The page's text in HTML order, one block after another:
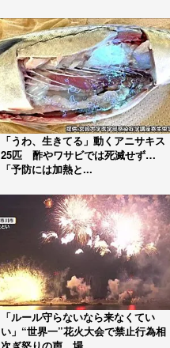
「うわ、生きてる」動くアニサキス
25匹 酢やワサビでは死滅せず…
「予防には加熱と...
「ルール守らないなら来なくてい
い」“世界一”花火大会で禁止行為相